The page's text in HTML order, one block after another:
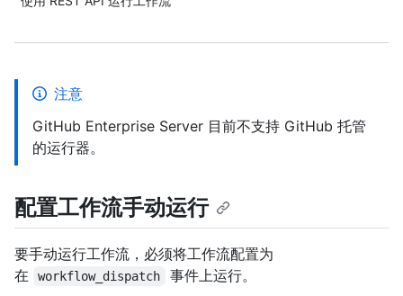
注意
GitHub Enterprise Server 目前不支持 GitHub 托管
的运行器。
配置工作流手动运行
要手动运行工作流，必须将工作流配置为
在
workflow_dispatch
事件上运行。